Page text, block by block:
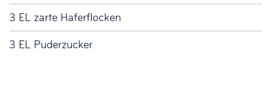
3 EL zarte Haferflocken
3 EL Puderzucker